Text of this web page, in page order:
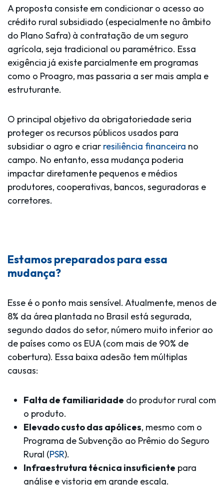
A proposta consiste em condicionar o acesso ao
crédito rural subsidiado (especialmente no âmbito
do Plano Safra) à contratação de um seguro
agrícola, seja tradicional ou paramétrico. Essa
exigência já existe parcialmente em programas
como o Proagro, mas passaria a ser mais ampla e
estruturante.
O principal objetivo da obrigatoriedade seria
proteger os recursos públicos usados para
subsidiar o agro e criar resiliência financeira no
campo. No entanto, essa mudança poderia
impactar diretamente pequenos e médios
produtores, cooperativas, bancos, seguradoras e
corretores.
Estamos preparados para essa
mudança?
Esse é o ponto mais sensível. Atualmente, menos de
8% da área plantada no Brasil está segurada,
segundo dados do setor, número muito inferior ao
de países como os EUA (com mais de 90% de
cobertura). Essa baixa adesão tem múltiplas
causas:
Falta de familiaridade do produtor rural com
o produto.
Elevado custo das apólices, mesmo com o
Programa de Subvenção ao Prêmio do Seguro
Rural (PSR).
Infraestrutura técnica insuficiente para
análise e vistoria em grande escala.